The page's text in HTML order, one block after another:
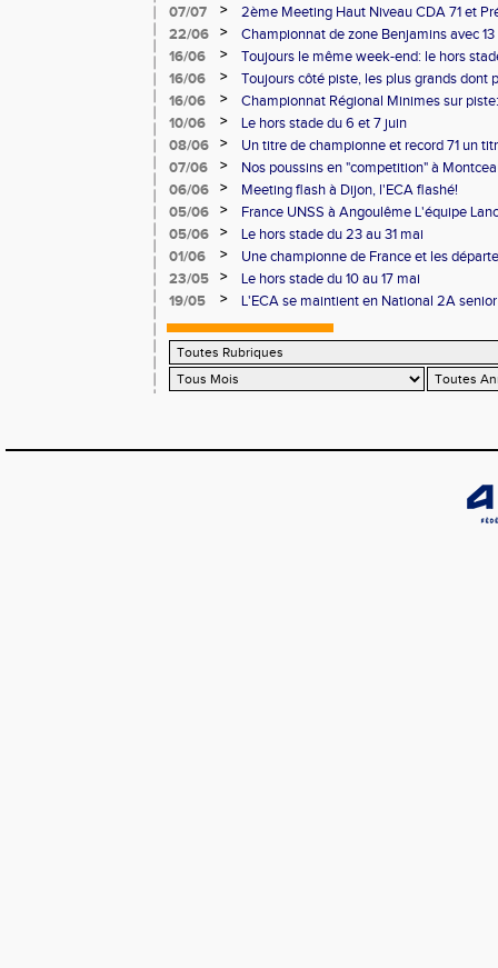
07/07
>
2ème Meeting Haut Niveau CDA 71 et
Chalon
22/06 >
Championnat de zone Benjamins avec
Pontoise et Macon
16/06 >
Toujours le même week-end: le hors
16/06
>
Toujours côté piste, les plus grands dont
Master et 20 ème perf française au triple
16/06 >
Championnat Régional Minimes sur
personnels
10/06 >
Le hors stade du 6 et 7 juin
08/06
>
Un titre de championne et record 71 un
l'ECAlité aux Regionaux d'Epreuves
07/06 >
Nos poussins en "competition" à
06/06
>
Meeting flash à Dijon, l'ECA flashé!
05/06
>
France UNSS à Angoulême L'équipe
podium
05/06 >
Le hors stade du 23 au 31 mai
01/06
>
Une championne de France et les
23/05
>
Le hors stade du 10 au 17 mai
19/05
> L'ECA se maintient en National 2A